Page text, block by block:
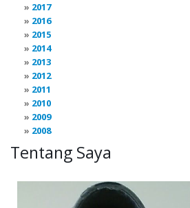
2017
2016
2015
2014
2013
2012
2011
2010
2009
2008
Tentang Saya